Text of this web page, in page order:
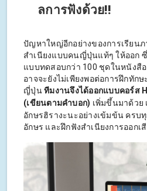
ลการฟังด้วย!!
ปัญหาใหญ่อีกอย่างของการเรียน
สำเนียงแบบคนญี่ปุ่นแท้ๆ ให้ออก
แบบทดสอบกว่า 100 ชุดในหนังสือ
อาจจะยังไม่เพียงพอต่อการฝึกทัก
ญี่ปุ่นทีมงานจึงได้ออกแบบคอร์ส
(เขียนตามคำบอก) เพิ่มขึ้นมาด้วย
อักษรฮิรางะนะอย่างเข้มข้น ครบ
อักษร และฝึกฟังสำเนียงการออก